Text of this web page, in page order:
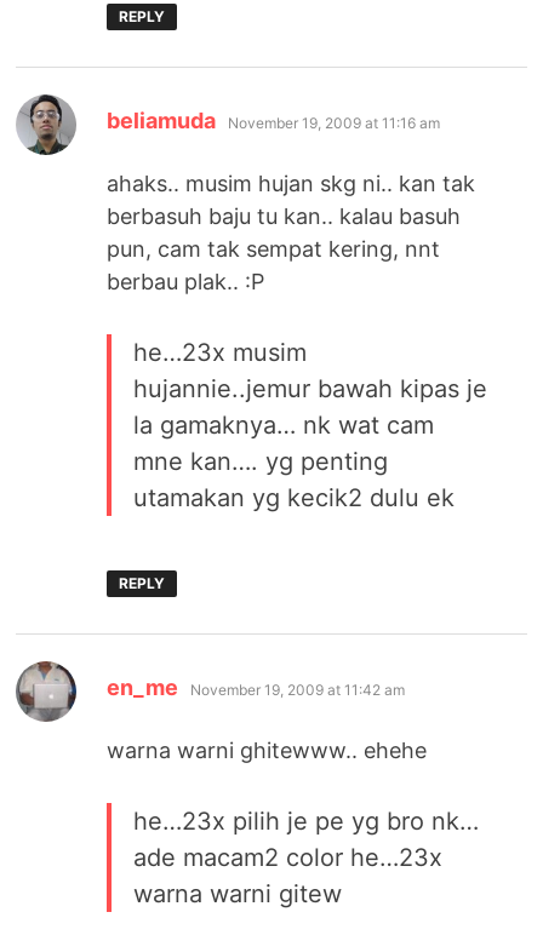
REPLY
beliamuda says:
November 19, 2009 at 11:16 am
ahaks.. musim hujan skg ni.. kan tak
berbasuh baju tu kan.. kalau basuh
pun, cam tak sempat kering, nnt
berbau plak.. :P
he…23x musim
hujannie..jemur bawah kipas je
la gamaknya… nk wat cam
mne kan…. yg penting
utamakan yg kecik2 dulu ek
REPLY
en_me says:
November 19, 2009 at 11:42 am
warna warni ghitewww.. ehehe
he…23x pilih je pe yg bro nk…
ade macam2 color he…23x
warna warni gitew